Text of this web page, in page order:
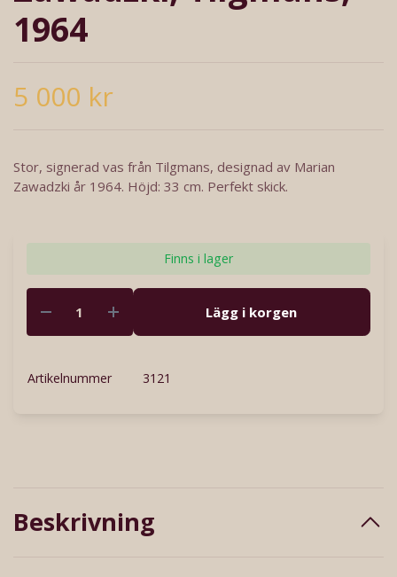
1964
5 000 kr
Stor, signerad vas från Tilgmans, designad av Marian
Zawadzki år 1964. Höjd: 33 cm. Perfekt skick.
Finns i lager
Lägg i korgen
Artikelnummer 3121
Beskrivning